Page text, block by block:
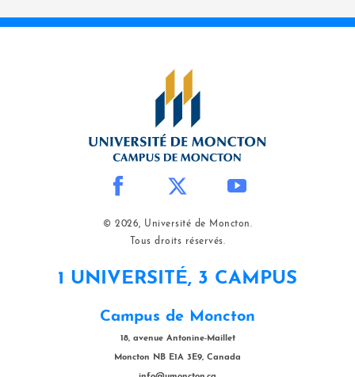
© 2026, Université de Moncton.
Tous droits réservés.
1 UNIVERSITÉ, 3 CAMPUS
Campus de Moncton
18, avenue Antonine-Maillet
Moncton NB E1A 3E9, Canada